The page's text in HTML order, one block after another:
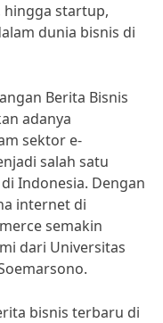
hingga startup,
dunia bisnis di
Berita Bisnis
adanya
sektor e-
salah satu
Indonesia. Dengan
internet di
semakin
dari Universitas
bisnis terbaru di